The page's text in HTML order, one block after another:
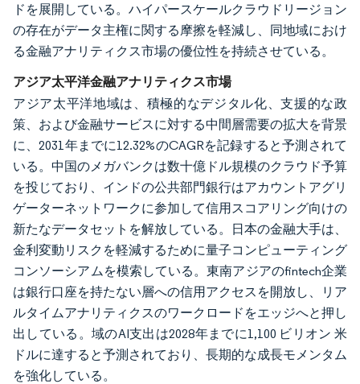
ドを展開している。ハイパースケールクラウドリージョン
の存在がデータ主権に関する摩擦を軽減し、同地域におけ
る金融アナリティクス市場の優位性を持続させている。
アジア太平洋金融アナリティクス市場
アジア太平洋地域は、積極的なデジタル化、支援的な政
策、および金融サービスに対する中間層需要の拡大を背景
に、2031年までに12.32%のCAGRを記録すると予測されて
いる。中国のメガバンクは数十億ドル規模のクラウド予算
を投じており、インドの公共部門銀行はアカウントアグリ
ゲーターネットワークに参加して信用スコアリング向けの
新たなデータセットを解放している。日本の金融大手は、
金利変動リスクを軽減するために量子コンピューティング
コンソーシアムを模索している。東南アジアのfintech企業
は銀行口座を持たない層への信用アクセスを開放し、リア
ルタイムアナリティクスのワークロードをエッジへと押し
出している。域のAI支出は2028年までに1,100 ビリオン 米
ドルに達すると予測されており、長期的な成長モメンタム
を強化している。